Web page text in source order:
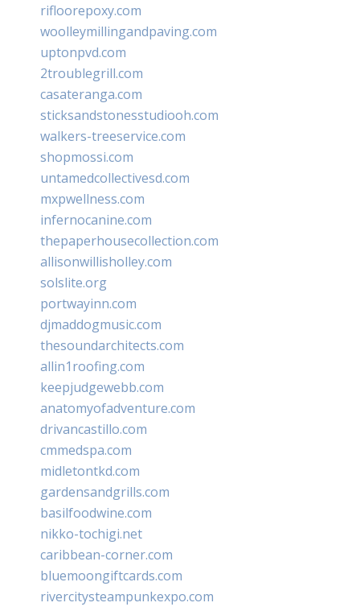
rifloorepoxy.com
woolleymillingandpaving.com
uptonpvd.com
2troublegrill.com
casateranga.com
sticksandstonesstudiooh.com
walkers-treeservice.com
shopmossi.com
untamedcollectivesd.com
mxpwellness.com
infernocanine.com
thepaperhousecollection.com
allisonwillisholley.com
solslite.org
portwayinn.com
djmaddogmusic.com
thesoundarchitects.com
allin1roofing.com
keepjudgewebb.com
anatomyofadventure.com
drivancastillo.com
cmmedspa.com
midletontkd.com
gardensandgrills.com
basilfoodwine.com
nikko-tochigi.net
caribbean-corner.com
bluemoongiftcards.com
rivercitysteampunkexpo.com